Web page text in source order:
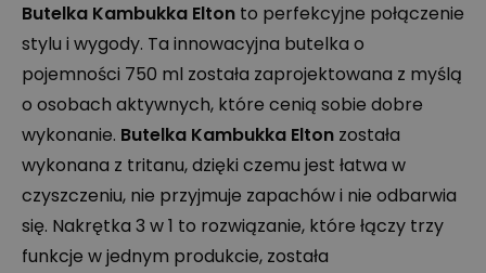
Butelka Kambukka Elton to perfekcyjne połączenie
stylu i wygody. Ta innowacyjna butelka o
pojemności 750 ml została zaprojektowana z myślą
o osobach aktywnych, które cenią sobie dobre
wykonanie. Butelka Kambukka Elton została
wykonana z tritanu, dzięki czemu jest łatwa w
czyszczeniu, nie przyjmuje zapachów i nie odbarwia
się. Nakrętka 3 w 1 to rozwiązanie, które łączy trzy
funkcje w jednym produkcie, została